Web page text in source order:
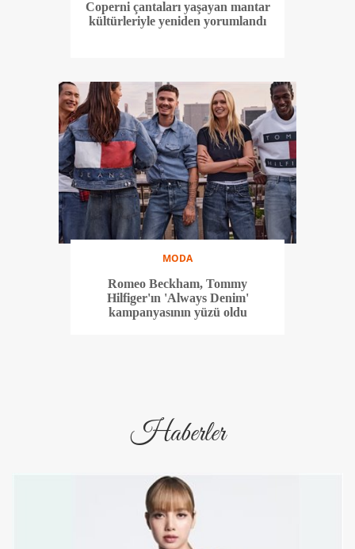
Coperni çantaları yaşayan mantar
kültürleriyle yeniden yorumlandı
MODA
Romeo Beckham, Tommy
Hilfiger'ın 'Always Denim'
kampanyasının yüzü oldu
Haberler